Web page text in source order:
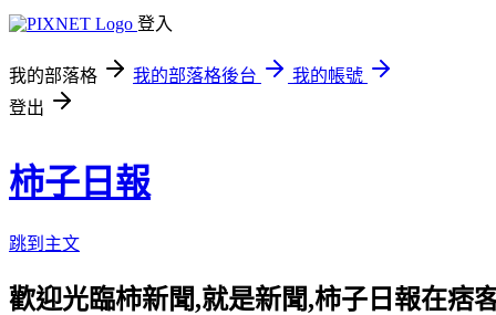
登入
我的部落格 我的部落格後台
我的帳號
登出
柿子日報
跳到主文
歡迎光臨柿新聞,就是新聞,柿子日報在痞